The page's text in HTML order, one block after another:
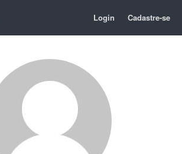
Login Cadastre-se